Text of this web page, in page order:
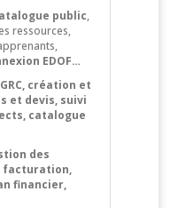
public,
ressources,
EDOF…
GRC, création et
et devis, suivi
catalogue
des
facturation,
financier,